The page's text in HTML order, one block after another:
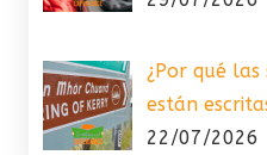
¿Por qué
están
22/07/2026